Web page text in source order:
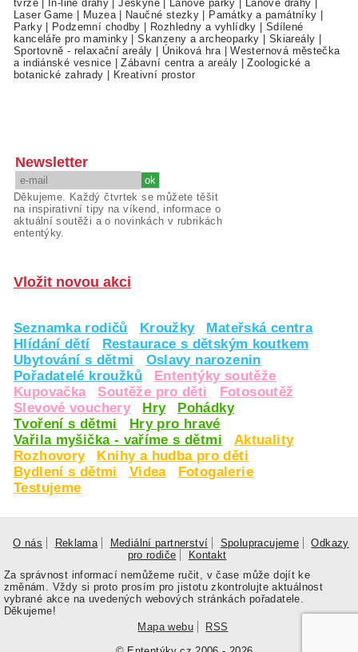
tvrze| In-line dráhy |Jeskyně| Lanové parky Lanové dráhy
Laser Game
Muzea| Naučné stezky Památky a památníky
Parky| Podzemní chodby Rozhledny a vyhlídky
Sdílené
kanceláře pro maminky |Skanzeny a archeoparky Skiareály
Sportovně - relaxační areály
Úniková hra|Westernová městečka
a indiánské vesnice |Zábavní centra a areály |Zoologické a
botanické zahrady
Kreativní prostor
Newsletter
Děkujeme. Každý čtvrtek se můžete těšit
na inspirativní tipy na víkend, informace o
aktuální soutěži a o novinkách v rubrikách
ententýky.
Vložit novou akci
Seznamka rodičů Kroužky
Mateřská centra
Hlídání dětí
Restaurace s dětským koutkem
Ubytování s dětmi
Oslavy narozenin
Pořadatelé kroužků
Ententýky soutěže
Kupovačka
Soutěže pro děti
Fotosoutěž
Slevové vouchery
Hry
Pohádky
Tvoření s dětmi
Hry pro hravé
Vařila myšička - vaříme s dětmi
Aktuality
Rozhovory
Knihy a hudba pro děti
Bydlení s dětmi
Videa
Fotogalerie
Testujeme
O nás Reklama Mediální partnerství Spolupracujeme
Odkazy
pro rodiče
Kontakt
Za správnost informací nemůžeme ručit, v čase může dojít ke
změnám. Vždy si proto prosím pro jistotu zkontrolujte aktuálnost
vybrané akce na uvedených webových stránkách pořadatele.
Děkujeme!
Mapa webu
RSS